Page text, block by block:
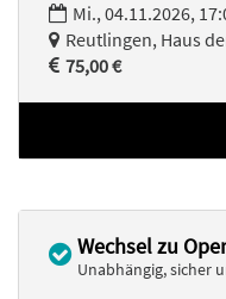
Mi., 04.11.2026,
Reutlingen, Haus
75,00 €
Wechsel zu
Unabhängig, sicher